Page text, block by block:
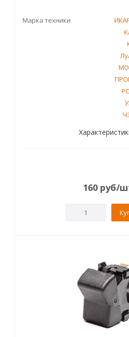
Марка техники
160 руб/